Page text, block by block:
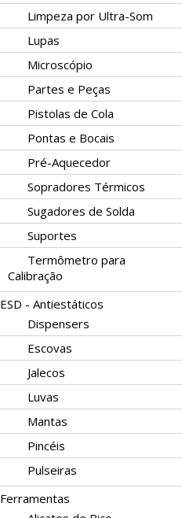
Limpeza por Ultra-Som
Lupas
Microscópio
Partes e Peças
Pistolas de Cola
Pontas e Bocais
Pré-Aquecedor
Sopradores Térmicos
Sugadores de Solda
Suportes
Termômetro para
Calibração
ESD - Antiestáticos
Dispensers
Escovas
Jalecos
Luvas
Mantas
Pincéis
Pulseiras
Ferramentas